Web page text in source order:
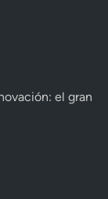
el gran